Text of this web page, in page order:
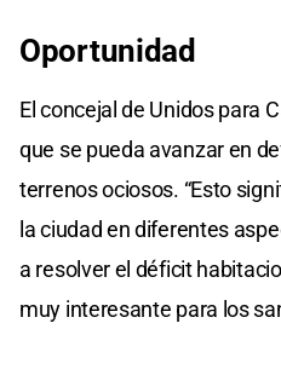
Oportunidad
El concejal de Unidos para
que se pueda avanzar en
terrenos ociosos. “Esto
la ciudad en diferentes
a resolver el déficit
muy interesante para los